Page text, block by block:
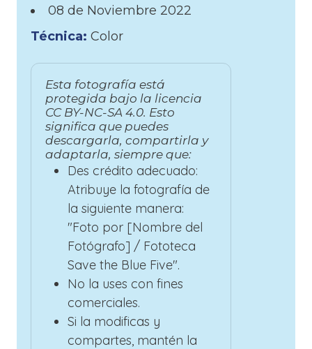
08 de Noviembre 2022
Técnica: Color
Esta fotografía está
protegida bajo la licencia
CC BY-NC-SA 4.0. Esto
significa que puedes
descargarla, compartirla y
adaptarla, siempre que:
Des crédito adecuado:
Atribuye la fotografía de
la siguiente manera:
"Foto por [Nombre del
Fotógrafo] / Fototeca
Save the Blue Five".
No la uses con fines
comerciales.
Si la modificas y
compartes, mantén la